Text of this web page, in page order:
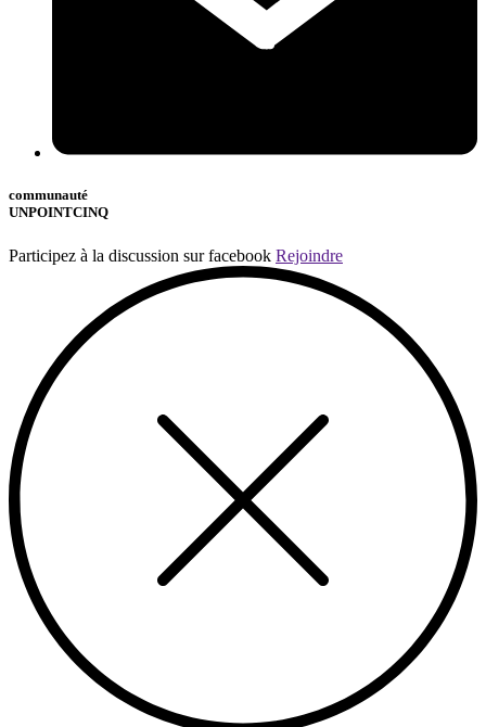
communauté
UNPOINTCINQ
Participez à la discussion sur facebook Rejoindre